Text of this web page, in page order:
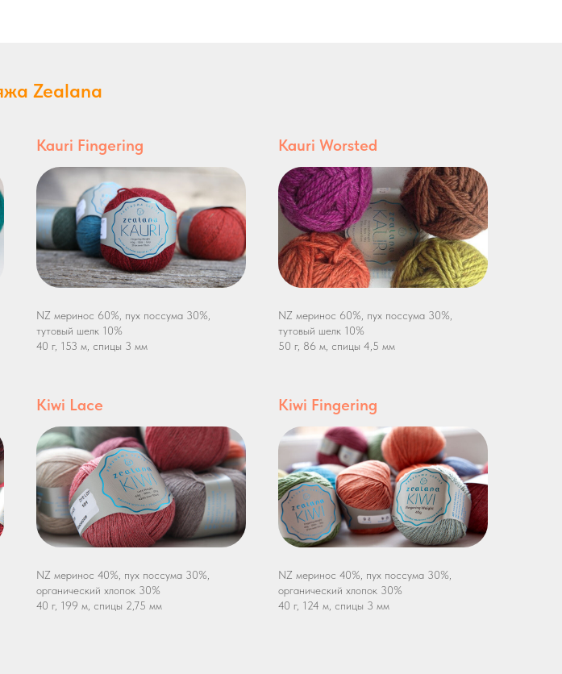
Zealana
Kauri Fingering
NZ меринос 60%, пух поссума 30%,
тутовый шелк 10%
40 г, 153 м, спицы 3 мм
Kauri Worsted
NZ меринос 60%, пух поссума 30%,
тутовый шелк 10%
50 г, 86 м, спицы 4,5 мм
Kiwi Lace
NZ меринос 40%, пух поссума 30%,
органический хлопок 30%
40 г, 199 м, спицы 2,75 мм
Kiwi Fingering
NZ меринос 40%, пух поссума 30%,
органический хлопок 30%
40 г, 124 м, спицы 3 мм